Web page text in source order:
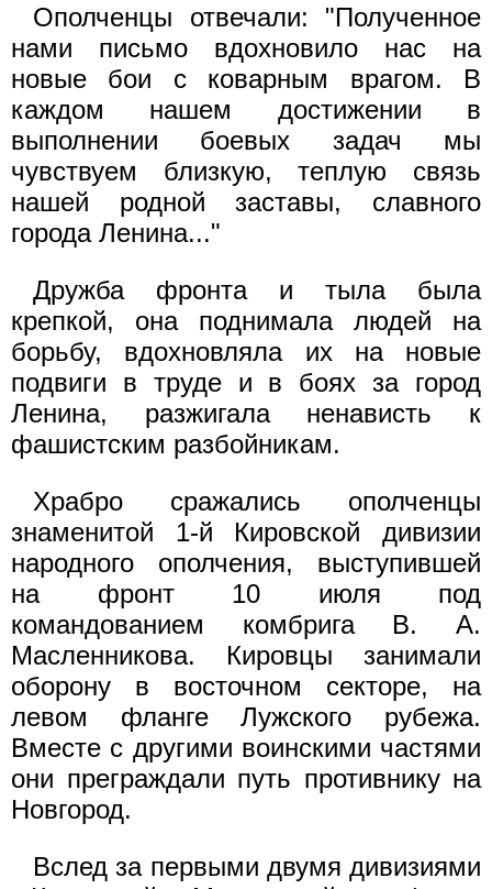
Ополченцы отвечали: "Полученное
нами письмо вдохновило нас на
новые бои с коварным врагом. В
каждом нашем достижении в
выполнении боевых задач мы
чувствуем близкую, теплую связь
нашей родной заставы, славного
города Ленина..."
Дружба фронта и тыла была
крепкой, она поднимала людей на
борьбу, вдохновляла их на новые
подвиги в труде и в боях за город
Ленина, разжигала ненависть к
фашистским разбойникам.
Храбро сражались ополченцы
знаменитой 1-й Кировской дивизии
народного ополчения, выступившей
на фронт 10 июля под
командованием комбрига В. А.
Масленникова. Кировцы занимали
оборону в восточном секторе, на
левом фланге Лужского рубежа.
Вместе с другими воинскими частями
они преграждали путь противнику на
Новгород.
Вслед за первыми двумя дивизиями